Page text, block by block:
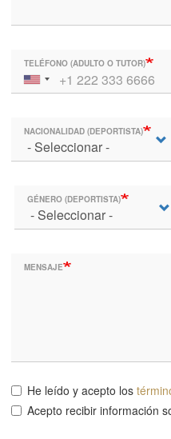
TELÉFONO (ADULTO O TUTOR)
NACIONALIDAD (DEPORTISTA)
GÉNERO (DEPORTISTA)
MENSAJE
He leído y acepto los
Acepto recibir información